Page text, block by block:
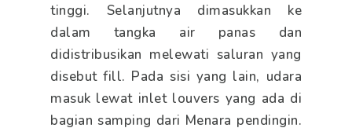
tinggi. Selanjutnya dimasukkan ke
dalam tangka air panas dan
didistribusikan melewati saluran yang
disebut fill. Pada sisi yang lain, udara
masuk lewat inlet louvers yang ada di
bagian samping dari Menara pendingin.